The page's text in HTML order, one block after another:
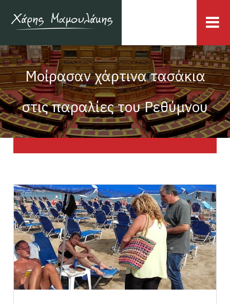
Μοίρασαν χάρτινα τασάκια
στις παραλίες του Ρεθύμνου